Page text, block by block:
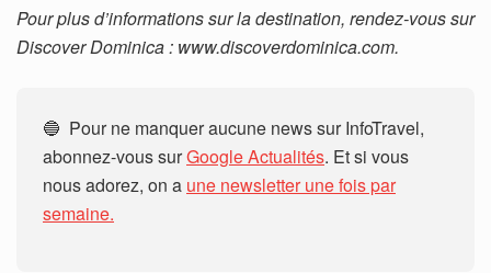
Pour plus d’informations sur la destination, rendez-vous sur
Discover Dominica : www.discoverdominica.com.
🔵 Pour ne manquer aucune news sur InfoTravel,
abonnez-vous surGoogle Actualités. Et si vous
nous adorez, on a une newsletter une fois par
semaine.